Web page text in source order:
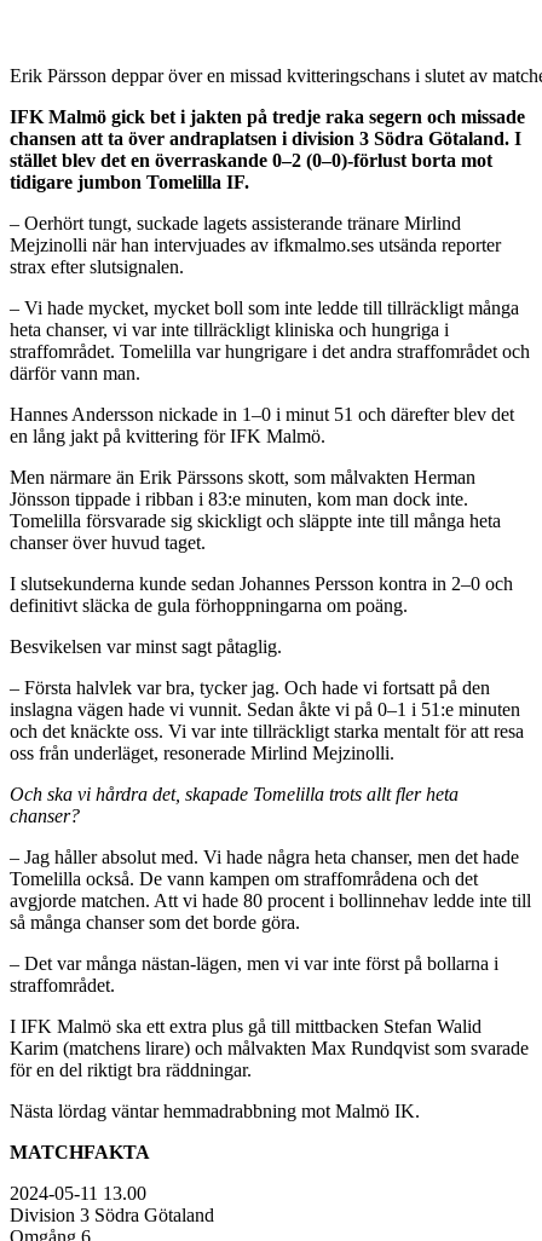
Erik Pärsson deppar över en missad kvitteringschans i slutet av
IFK Malmö gick bet i jakten på tredje raka segern och missade
chansen att ta över andraplatsen i division 3 Södra Götaland. I
stället blev det en överraskande 0–2 (0–0)-förlust borta mot
tidigare jumbon Tomelilla IF.
– Oerhört tungt, suckade lagets assisterande tränare Mirlind
Mejzinolli när han intervjuades av ifkmalmo.ses utsända reporter
strax efter slutsignalen.
– Vi hade mycket, mycket boll som inte ledde till tillräckligt många
heta chanser, vi var inte tillräckligt kliniska och hungriga i
straffområdet. Tomelilla var hungrigare i det andra straffområdet och
därför vann man.
Hannes Andersson nickade in 1–0 i minut 51 och därefter blev det
en lång jakt på kvittering för IFK Malmö.
Men närmare än Erik Pärssons skott, som målvakten Herman
Jönsson tippade i ribban i 83:e minuten, kom man dock inte.
Tomelilla försvarade sig skickligt och släppte inte till många heta
chanser över huvud taget.
I slutsekunderna kunde sedan Johannes Persson kontra in 2–0 och
definitivt släcka de gula förhoppningarna om poäng.
Besvikelsen var minst sagt påtaglig.
– Första halvlek var bra, tycker jag. Och hade vi fortsatt på den
inslagna vägen hade vi vunnit. Sedan åkte vi på 0–1 i 51:e minuten
och det knäckte oss. Vi var inte tillräckligt starka mentalt för att resa
oss från underläget, resonerade Mirlind Mejzinolli.
Och ska vi hårdra det, skapade Tomelilla trots allt fler heta
chanser?
– Jag håller absolut med. Vi hade några heta chanser, men det hade
Tomelilla också. De vann kampen om straffområdena och det
avgjorde matchen. Att vi hade 80 procent i bollinnehav ledde inte till
så många chanser som det borde göra.
– Det var många nästan-lägen, men vi var inte först på bollarna i
straffområdet.
I IFK Malmö ska ett extra plus gå till mittbacken Stefan Walid
Karim (matchens lirare) och målvakten Max Rundqvist som svarade
för en del riktigt bra räddningar.
Nästa lördag väntar hemmadrabbning mot Malmö IK.
MATCHFAKTA
2024-05-11 13.00
Division 3 Södra Götaland
Omgång 6